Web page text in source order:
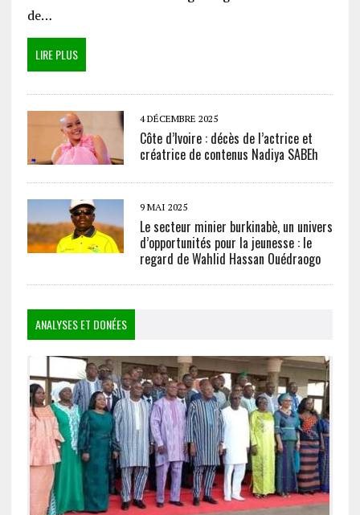
de…
LIRE PLUS
4 DÉCEMBRE 2025
Côte d’Ivoire : décès de l’actrice et
créatrice de contenus Nadiya SABEh
9 MAI 2025
Le secteur minier burkinabè, un univers
d’opportunités pour la jeunesse : le
regard de Wahlid Hassan Ouédraogo
ANALYSES ET DONÉES